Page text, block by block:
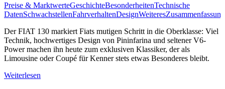
Preise & MarktwerteGeschichteBesonderheitenTechnische
DatenSchwachstellenFahrverhaltenDesignWeiteresZusammenfassung
Der FIAT 130 markiert Fiats mutigen Schritt in die Oberklasse: Viel
Technik, hochwertiges Design von Pininfarina und seltener V6-
Power machen ihn heute zum exklusiven Klassiker, der als
Limousine oder Coupé für Kenner stets etwas Besonderes bleibt.
Weiterlesen